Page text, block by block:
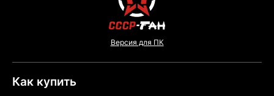
Версия для ПК
Как купить